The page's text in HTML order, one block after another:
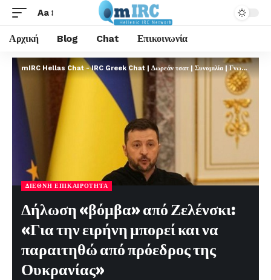
Aa
Αρχική Blog Chat Επικοινωνία
mIRC Hellas Chat - IRC Greek Chat | Δωρεάν τσατ | Συνομιλία | Γνωριμίες | FREE
ΔΙΕΘΝΉ ΕΠΙΚΑΙΡΌΤΗΤΑ
Δήλωση «βόμβα» από Ζελένσκι:
«Για την ειρήνη μπορεί και να
παραιτηθώ από πρόεδρος της
Ουκρανίας»